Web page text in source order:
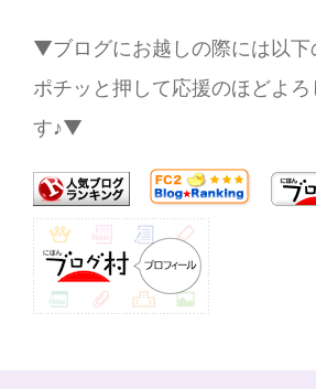
▼ブログにお越しの際には以下
ポチッと押して応援のほどよろ
す♪▼